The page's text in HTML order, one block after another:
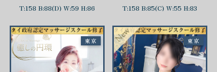
T:158 B:88(D) W:59 H:86 T:158 B:85(C) W:55 H:83
東京 東京